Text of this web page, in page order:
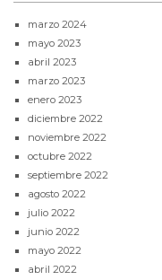
marzo 2024
mayo 2023
abril 2023
marzo 2023
enero 2023
diciembre 2022
noviembre 2022
octubre 2022
septiembre 2022
agosto 2022
julio 2022
junio 2022
mayo 2022
abril 2022